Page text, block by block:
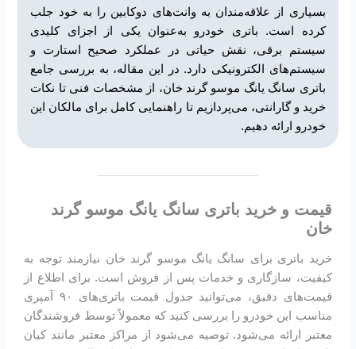
بسیاری از علاقه‌مندان به وانت‌های دوکابین را به خود جلب
کرده است. باتری خودرو به‌عنوان یکی از اجزای کلیدی
سیستم برقی، نقش حیاتی در عملکرد صحیح استارت و
سیستم‌های الکترونیکی دارد. در این مقاله، به بررسی جامع
باتری سانگ یانگ موسو گرند خان، از مشخصات فنی تا نکات
خرید و گارانتی، می‌پردازیم تا راهنمایی کامل برای مالکان این
خودرو ارائه دهیم.
قیمت و خرید باتری سانگ یانگ موسو گرند
خان
خرید باتری برای سانگ یانگ موسو گرند خان نیازمند توجه به
کیفیت، سازگاری و خدمات پس از فروش است. برای اطلاع از
قیمت‌های دقیق، می‌توانید جدول قیمت باتری‌های ۹۰ آمپری
مناسب این خودرو را بررسی کنید که معمولاً توسط فروشندگان
معتبر ارائه می‌شود. توصیه می‌شود از مراکز معتبر مانند کیان